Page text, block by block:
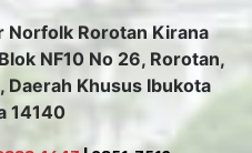
Rorotan Kirana
NF10 No 26, Rorotan,
Daerah Khusus Ibukota
14140